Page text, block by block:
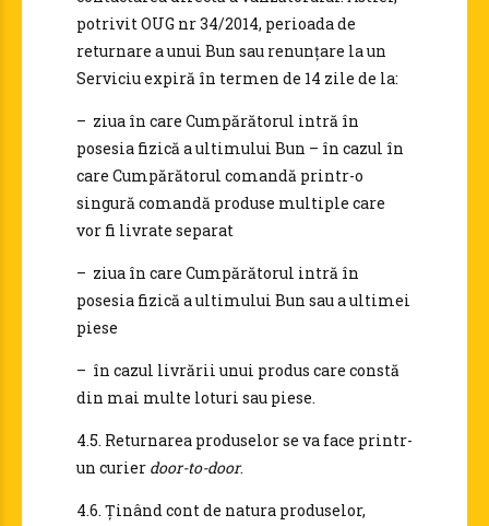
potrivit OUG nr 34/2014, perioada de
returnare a unui Bun sau renunțare la un
Serviciu expiră în termen de 14 zile de la:
– ziua în care Cumpărătorul intră în
posesia fizică a ultimului Bun – în cazul în
care Cumpărătorul comandă printr-o
singură comandă produse multiple care
vor fi livrate separat
– ziua în care Cumpărătorul intră în
posesia fizică a ultimului Bun sau a ultimei
piese
– în cazul livrării unui produs care constă
din mai multe loturi sau piese.
4.5. Returnarea produselor se va face printr-
un curier door-to-door.
4.6. Ținând cont de natura produselor,